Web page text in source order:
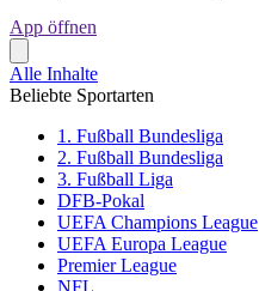
App öffnen
Alle Inhalte
Beliebte Sportarten
1. Fußball Bundesliga
2. Fußball Bundesliga
3. Fußball Liga
DFB-Pokal
UEFA Champions League
UEFA Europa League
Premier League
NFL